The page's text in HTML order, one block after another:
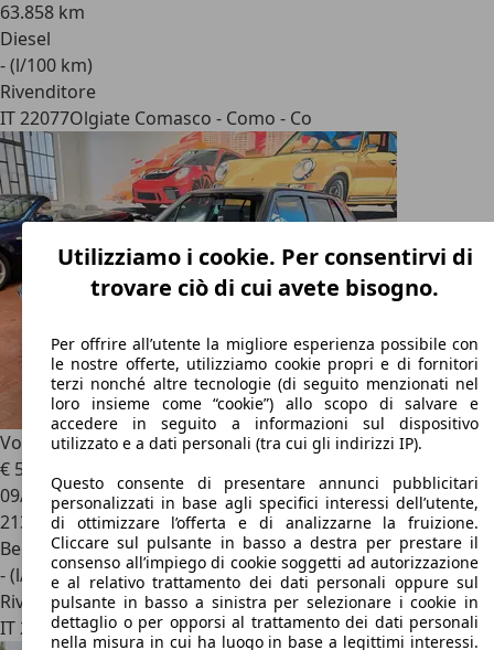
63.858 km
Diesel
- (l/100 km)
Rivenditore
IT 22077Olgiate Comasco - Como - Co
Volkswagen Golf GTD 2 Serie 1.6 GTD
€ 5.900
09/1986
213.205 km
Benzina
- (l/100 km)
Rivenditore
IT 20017Rho - Milano - Mi
Utilizziamo i cookie. Per consentirvi di
trovare ciò di cui avete bisogno.
Per offrire all’utente la migliore esperienza possibile con
le nostre offerte, utilizziamo cookie propri e di fornitori
terzi nonché altre tecnologie (di seguito menzionati nel
loro insieme come “cookie”) allo scopo di salvare e
accedere in seguito a informazioni sul dispositivo
utilizzato e a dati personali (tra cui gli indirizzi IP).
Questo consente di presentare annunci pubblicitari
personalizzati in base agli specifici interessi dell’utente,
di ottimizzare l’offerta e di analizzarne la fruizione.
Cliccare sul pulsante in basso a destra per prestare il
consenso all’impiego di cookie soggetti ad autorizzazione
e al relativo trattamento dei dati personali oppure sul
pulsante in basso a sinistra per selezionare i cookie in
dettaglio o per opporsi al trattamento dei dati personali
nella misura in cui ha luogo in base a legittimi interessi.